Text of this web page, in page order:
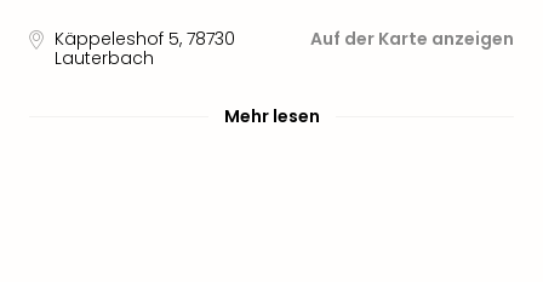
Käppeleshof 5, 78730
Lauterbach
Auf der Karte anzeigen
Mehr lesen